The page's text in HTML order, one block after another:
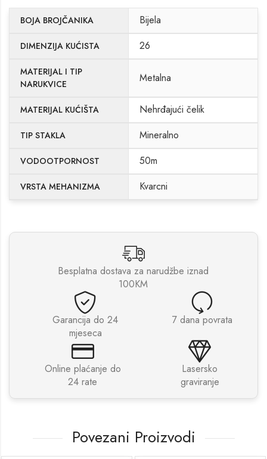
BOJA BROJČANIKA Bijela
DIMENZIJA KUĆISTA 26
MATERIJAL I TIP
NARUKVICE
Metalna
MATERIJAL KUĆIŠTA Nehrđajući čelik
TIP STAKLA Mineralno
VODOOTPORNOST 50m
VRSTA MEHANIZMA Kvarcni
Besplatna dostava za narudžbe iznad
100KM
Garancija do 24
mjeseca
7 dana povrata
Online plaćanje do
24 rate
Lasersko
graviranje
Povezani Proizvodi